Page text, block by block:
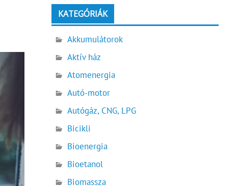
KATEGÓRIÁK
Akkumulátorok
Aktív ház
Atomenergia
Autó-motor
Autógáz, CNG, LPG
Bicikli
Bioenergia
Bioetanol
Biomassza